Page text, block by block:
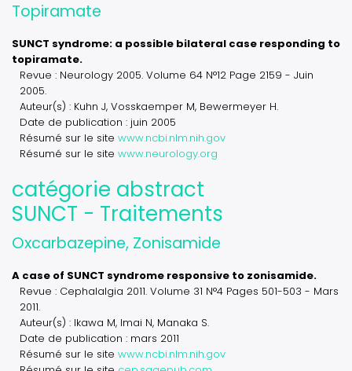
Topiramate
SUNCT syndrome: a possible bilateral case responding to
topiramate.
Revue : Neurology 2005. Volume 64 N°12 Page 2159 - Juin
2005.
Auteur(s) : Kuhn J, Vosskaemper M, Bewermeyer H.
Date de publication : juin 2005
Résumé sur le site www.ncbi.nlm.nih.gov
Résumé sur le site www.neurology.org
catégorie abstract
SUNCT - Traitements
Oxcarbazepine, Zonisamide
A case of SUNCT syndrome responsive to zonisamide.
Revue : Cephalalgia 2011. Volume 31 N°4 Pages 501-503 - Mars
2011.
Auteur(s) : Ikawa M, Imai N, Manaka S.
Date de publication : mars 2011
Résumé sur le site www.ncbi.nlm.nih.gov